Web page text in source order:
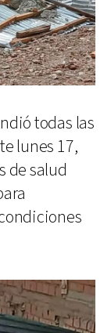
todas las
lunes 17,
de salud